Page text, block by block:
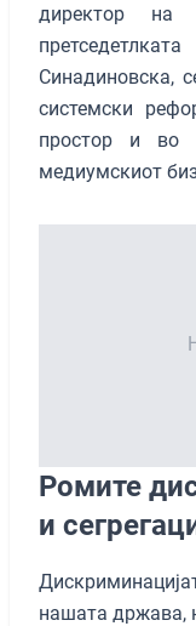
директор на
Синадиновска,
системски
простор и во
медиумскиот
Ромите
и
нашата држава,